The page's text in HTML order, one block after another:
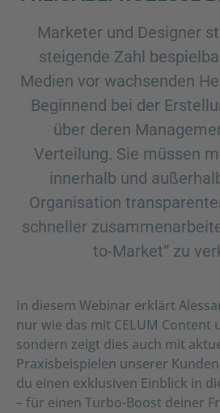
Marketer und Designer
steigende Zahl
Medien vor wachsenden
Beginnend bei der
über deren
Verteilung. Sie müssen
innerhalb und
Organisation
schneller
to-Market“ zu
In diesem Webinar erklärt
nur wie das mit CELUM Content
sondern zeigt dies auch mit
Praxisbeispielen unserer
du einen exklusiven Einblick in
– für einen Turbo-Boost deiner